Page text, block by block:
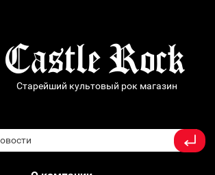
Старейший культовый рок магазин